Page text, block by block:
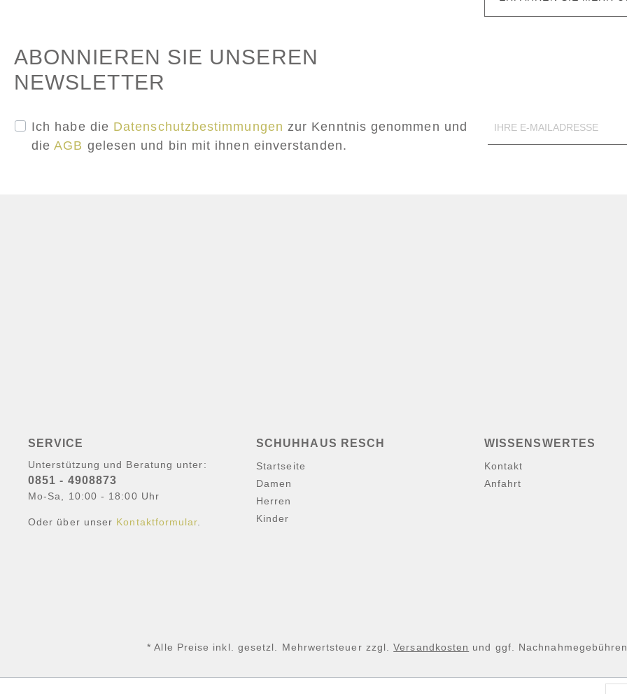
ABONNIEREN SIE UNSEREN
NEWSLETTER
Ich habe die Datenschutzbestimmungen zur Kenntnis genommen und
dieAGB gelesen und bin mit ihnen einverstanden.
SERVICE
Unterstützung und Beratung unter:
0851 - 4908873
Mo-Sa, 10:00 - 18:00 Uhr
Oder über unser Kontaktformular
SCHUHHAUS RESCH
Startseite
Damen
Herren
Kinder
WISSENSWERTES
Kontakt
Anfahrt
* Alle Preise inkl. gesetzl. Mehrwertsteuer zzgl.Versandkosten und ggf.